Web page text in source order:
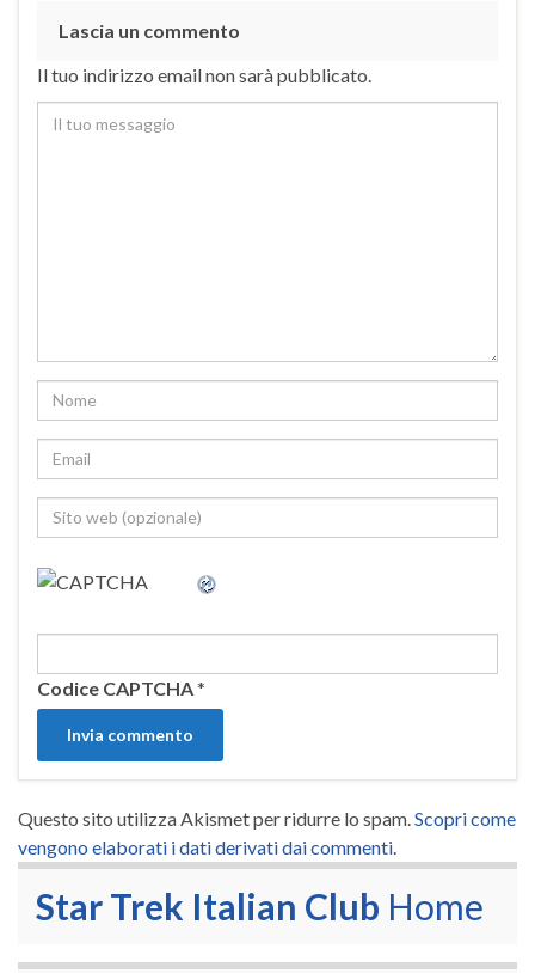
Lascia un commento
Il tuo indirizzo email non sarà pubblicato.
Codice CAPTCHA*
Questo sito utilizza Akismet per ridurre lo spam.Scopri come
vengono elaborati i dati derivati dai commenti.
Star Trek Italian Club Home